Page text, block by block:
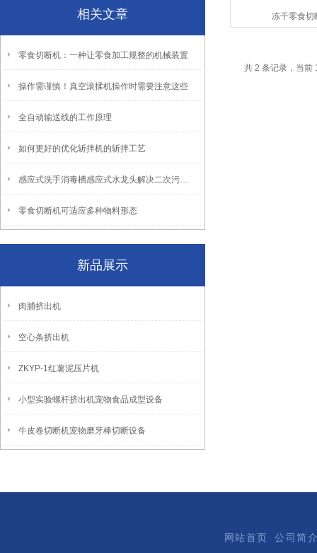
相关文章
零食切断机：一种让零食加工规整的机械装置
操作需谨慎！真空滚揉机操作时需要注意这些
全自动输送线的工作原理
如何更好的优化斩拌机的斩拌工艺
感应式洗手消毒槽感应式水龙头解决二次污染问题
零食切断机可适应多种物料形态
新品展示
肉脯挤出机
空心条挤出机
ZKYP-1红薯泥压片机
小型实验螺杆挤出机宠物食品成型设备
牛皮卷切断机宠物磨牙棒切断设备
冻干零食切
共 2 条记录，当
网站首页 公司简